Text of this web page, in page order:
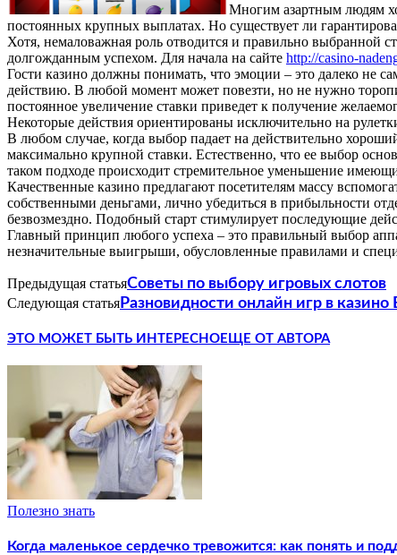
Многим азартным людям
постоянных крупных выплатах. Но существует ли
Хотя, немаловажная роль отводится и правильно выбранной
долгожданным успехом. Для начала на сайте http://casino-
Гости казино должны понимать, что эмоции – это далеко не
действию. В любой момент может повезти, но не нужно
постоянное увеличение ставки приведет к получение
Некоторые действия ориентированы исключительно на
В любом случае, когда выбор падает на действительно
максимально крупной ставки. Естественно, что ее выбор
таком подходе происходит стремительное уменьшение
Качественные казино предлагают посетителям массу
собственными деньгами, лично убедиться в прибыльности
безвозмездно. Подобный старт стимулирует последующие
Главный принцип любого успеха – это правильный выбор
незначительные выигрыши, обусловленные правилами и
Предыдущая статьяСоветы по выбору игровых слотов
Следующая статьяРазновидности онлайн игр в казино
ЭТО МОЖЕТ БЫТЬ ИНТЕРЕСНО ЕЩЕ ОТ АВТОРА
Полезно знать
Когда маленькое сердечко тревожится: как понять и